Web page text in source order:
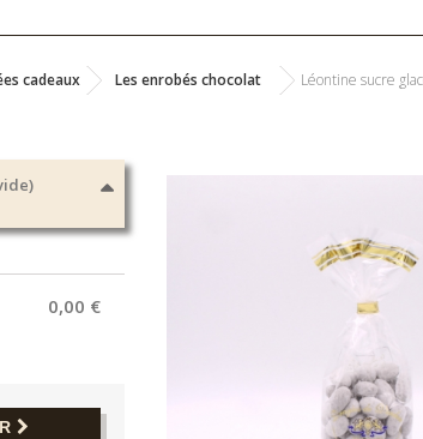
cadeaux Les enrobés chocolat Léontine sucre
0,00 €